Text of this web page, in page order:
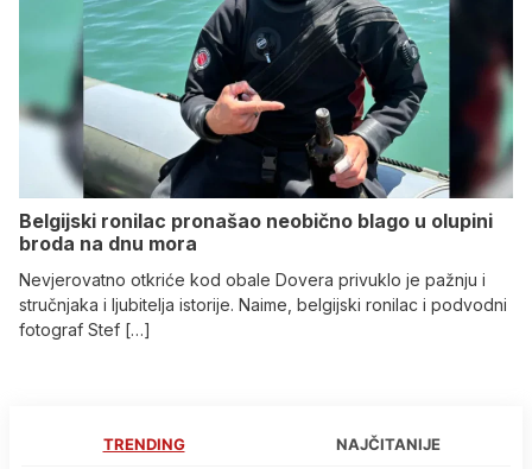
Belgijski ronilac pronašao neobično blago u olupini
broda na dnu mora
Nevjerovatno otkriće kod obale Dovera privuklo je pažnju i
stručnjaka i ljubitelja istorije. Naime, belgijski ronilac i podvodni
fotograf Stef […]
TRENDING NAJČITANIJE